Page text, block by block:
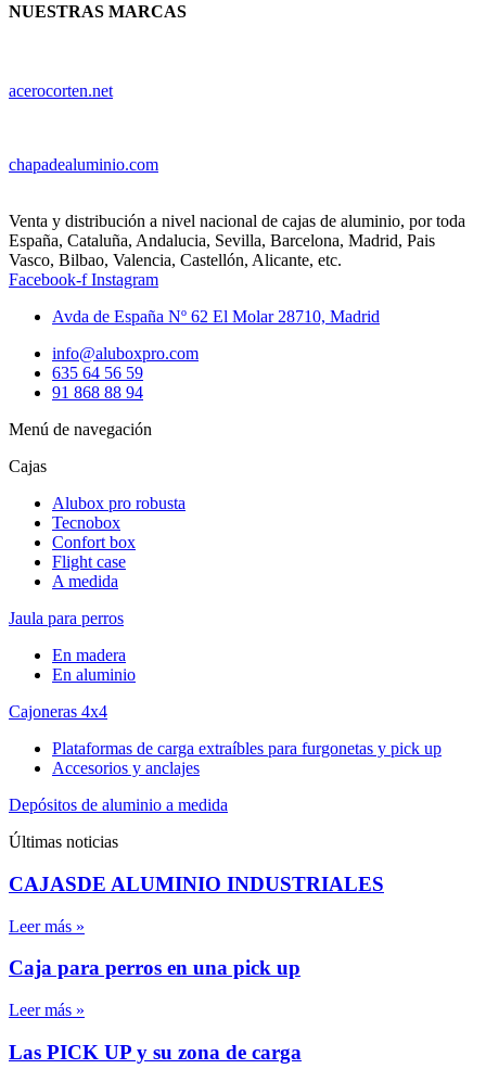
NUESTRAS MARCAS
acerocorten.net
chapadealuminio.com
Venta y distribución a nivel nacional de cajas de aluminio, por toda
España, Cataluña, Andalucia, Sevilla, Barcelona, Madrid, Pais
Vasco, Bilbao, Valencia, Castellón, Alicante, etc.
Facebook-f Instagram
Avda de España Nº 62 El Molar 28710, Madrid
info@aluboxpro.com
635 64 56 59
91 868 88 94
Menú de navegación
Cajas
Alubox pro robusta
Tecnobox
Confort box
Flight case
A medida
Jaula para perros
En madera
En aluminio
Cajoneras 4x4
Plataformas de carga extraíbles para furgonetas y pick up
Accesorios y anclajes
Depósitos de aluminio a medida
Últimas noticias
CAJASDE ALUMINIO INDUSTRIALES
Leer más »
Caja para perros en una pick up
Leer más »
Las PICK UP y su zona de carga